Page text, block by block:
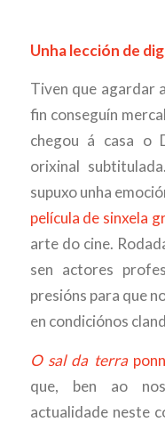
Unha lección de
Tiven que agardar
fin conseguín
chegou á casa o
orixinal
supuxo unha
película de sinxela
arte do cine.
sen actores
presións para que
en condiciónos
O sal da terra
que, ben ao
actualidade neste